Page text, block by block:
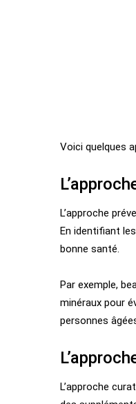
Voici quelques
L’approche
En identifiant
bonne santé.
Par exemple,
minéraux pour
personnes
L’approche